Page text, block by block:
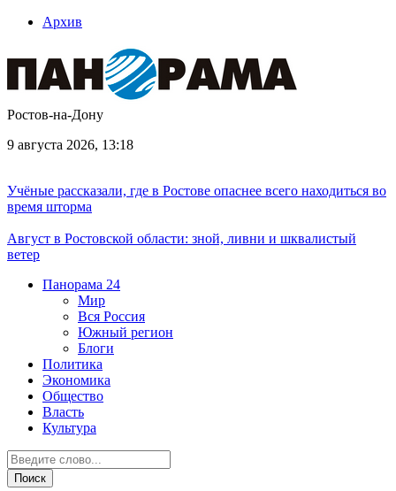
Архив
Ростов-на-Дону
9 августа 2026, 13:18
Учёные рассказали, где в Ростове опаснее всего находиться во
время шторма
Август в Ростовской области: зной, ливни и шквалистый
ветер
Панорама 24
Мир
Вся Россия
Южный регион
Блоги
Политика
Экономика
Общество
Власть
Культура